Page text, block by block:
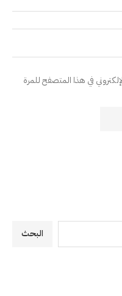
في هذا المتصفح للمرة
البحث